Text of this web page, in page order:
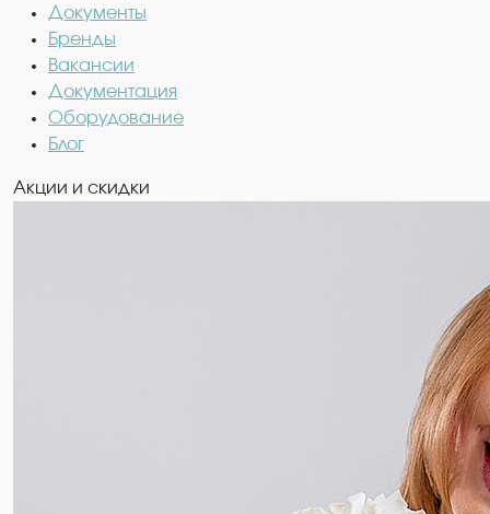
Документы
Бренды
Вакансии
Документация
Оборудование
Блог
Акции и скидки